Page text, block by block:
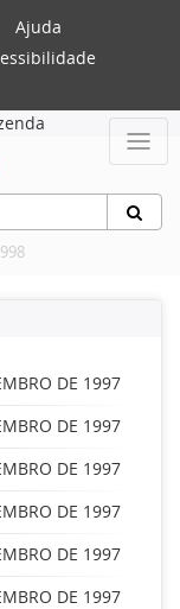
Ajuda
DE 1997
DE 1997
DE 1997
DE 1997
DE 1997
DE 1997